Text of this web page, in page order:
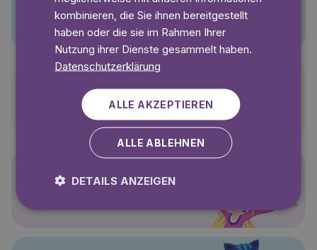
Pettersson und Findus
Polly Pocket
kombinieren, die Sie ihnen bereitgestellt
haben oder die sie im Rahmen Ihrer
Nutzung ihrer Dienste gesammelt haben.
Datenschutzerklärung
ALLE AKZEPTIEREN
ALLE ABLEHNEN
DETAILS ANZEIGEN